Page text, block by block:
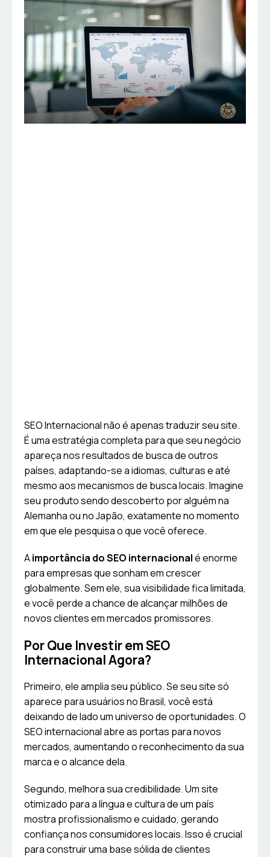
SEO Internacional não é apenas traduzir seu site.
É uma estratégia completa para que seu negócio
apareça nos resultados de busca de outros
países, adaptando-se a idiomas, culturas e até
mesmo aos mecanismos de busca locais. Imagine
seu produto sendo descoberto por alguém na
Alemanha ou no Japão, exatamente no momento
em que ele pesquisa o que você oferece.
Aimportância do SEO internacionalé enorme
para empresas que sonham em crescer
globalmente. Sem ele, sua visibilidade fica limitada,
e você perde a chance de alcançar milhões de
novos clientes em mercados promissores.
Por Que Investir em SEO
Internacional Agora?
Primeiro, ele amplia seu público. Se seu site só
aparece para usuários no Brasil, você está
deixando de lado um universo de oportunidades. O
SEO internacional abre as portas para novos
mercados, aumentando o reconhecimento da sua
marca e o alcance dela.
Segundo, melhora sua credibilidade. Um site
otimizado para a língua e cultura de um país
mostra profissionalismo e cuidado, gerando
confiança nos consumidores locais. Isso é crucial
para construir uma base sólida de clientes